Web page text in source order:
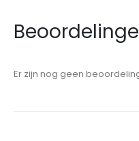
Er zijn nog geen